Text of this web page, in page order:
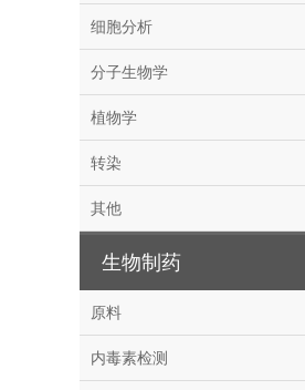
细胞分析
分子生物学
植物学
转染
其他
生物制药
原料
内毒素检测